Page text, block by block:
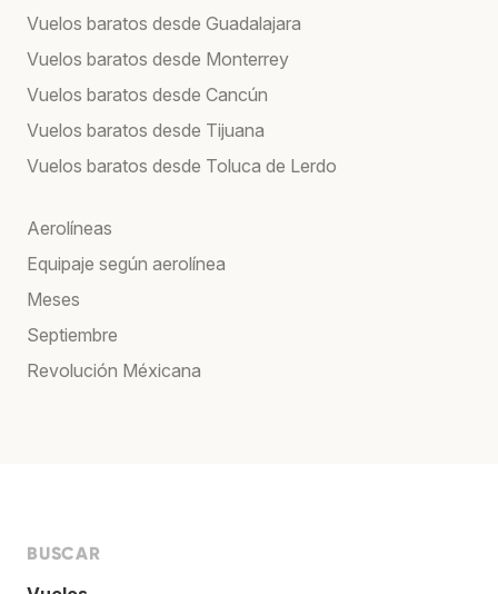
Vuelos baratos desde Guadalajara
Vuelos baratos desde Monterrey
Vuelos baratos desde Cancún
Vuelos baratos desde Tijuana
Vuelos baratos desde Toluca de Lerdo
Aerolíneas
Equipaje según aerolínea
Meses
Septiembre
Revolución Méxicana
BUSCAR